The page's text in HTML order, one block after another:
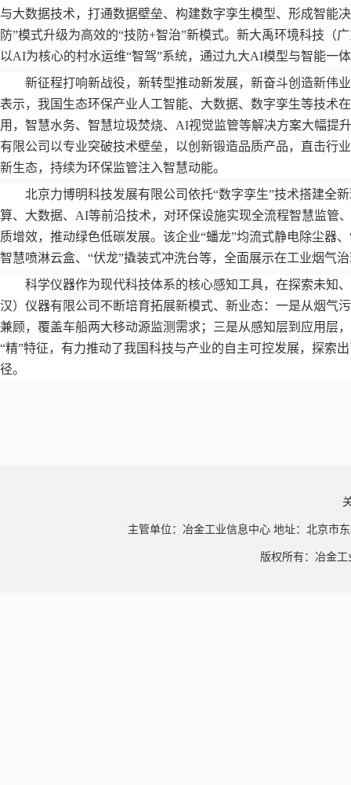
与大数据技术，打通数据壁垒、构建数字孪生模型、形成智能
防”模式升级为高效的“技防+智治”新模式。新大禹环境科技（
以AI为核心的村水运维“智驾”系统，通过九大AI模型与智能一
新征程打响新战役，新转型推动新发展，新奋斗创造新伟
表示，我国生态环保产业人工智能、大数据、数字孪生等技术
用，智慧水务、智慧垃圾焚烧、 AI视觉监管等解决方案大幅提
有限公司以专业突破技术壁垒，以创新锻造品质产品，直击行业
新生态，持续为环保监管注入智慧动能。
北京力博明科技发展有限公司依托“数字孪生”技术搭建全
算、大数据、 AI等前沿技术，对环保设施实现全流程智慧监管
质增效，推动绿色低碳发展。该企业“蟠龙”均流式静电除尘器、
智慧喷淋云盒、 “伏龙”撬装式冲洗台等，全面展示在工业烟气
科学仪器作为现代科技体系的核心感知工具，在探索未知
汉）仪器有限公司不断培育拓展新模式、新业态：一是从烟气
兼顾，覆盖车船两大移动源监测需求；三是从感知层到应用层
“精”特征，有力推动了我国科技与产业的自主可控发展，探索
径。
主管单位：冶金工业信息中心 地址：北京市
版权所有：冶金